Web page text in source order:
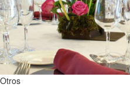
Otros